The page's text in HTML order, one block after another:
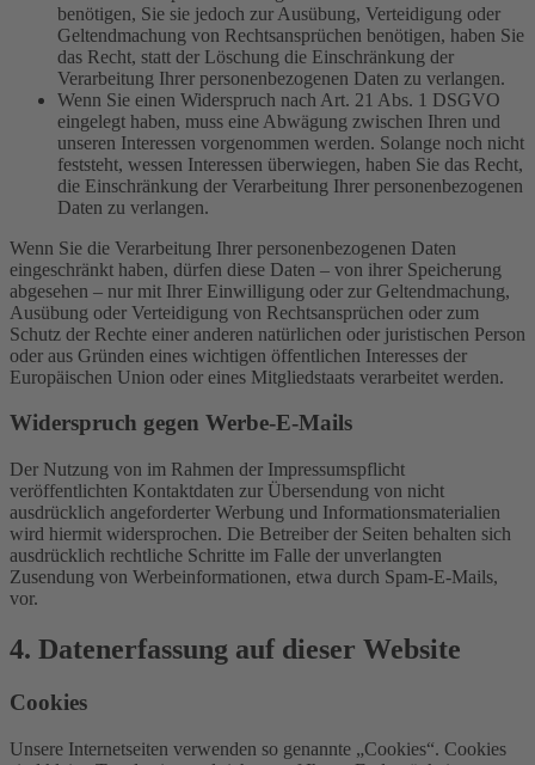
benötigen, Sie sie jedoch zur Ausübung, Verteidigung oder
Geltendmachung von Rechtsansprüchen benötigen, haben Sie
das Recht, statt der Löschung die Einschränkung der
Verarbeitung Ihrer personenbezogenen Daten zu verlangen.
Wenn Sie einen Widerspruch nach Art. 21 Abs. 1 DSGVO
eingelegt haben, muss eine Abwägung zwischen Ihren und
unseren Interessen vorgenommen werden. Solange noch nicht
feststeht, wessen Interessen überwiegen, haben Sie das Recht,
die Einschränkung der Verarbeitung Ihrer personenbezogenen
Daten zu verlangen.
Wenn Sie die Verarbeitung Ihrer personenbezogenen Daten
eingeschränkt haben, dürfen diese Daten – von ihrer Speicherung
abgesehen – nur mit Ihrer Einwilligung oder zur Geltendmachung,
Ausübung oder Verteidigung von Rechtsansprüchen oder zum
Schutz der Rechte einer anderen natürlichen oder juristischen Person
oder aus Gründen eines wichtigen öffentlichen Interesses der
Europäischen Union oder eines Mitgliedstaats verarbeitet werden.
Widerspruch gegen Werbe-E-Mails
Der Nutzung von im Rahmen der Impressumspflicht
veröffentlichten Kontaktdaten zur Übersendung von nicht
ausdrücklich angeforderter Werbung und Informationsmaterialien
wird hiermit widersprochen. Die Betreiber der Seiten behalten sich
ausdrücklich rechtliche Schritte im Falle der unverlangten
Zusendung von Werbeinformationen, etwa durch Spam-E-Mails,
vor.
4. Datenerfassung auf dieser Website
Cookies
Unsere Internetseiten verwenden so genannte „Cookies“. Cookies